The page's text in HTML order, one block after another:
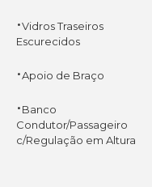
·Vidros Traseiros
Escurecidos
·Apoio de Braço
·Banco
Condutor/Passageiro
c/Regulação em Altura